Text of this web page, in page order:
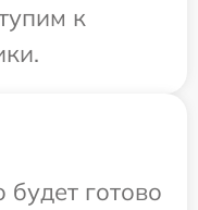
к
будет готово